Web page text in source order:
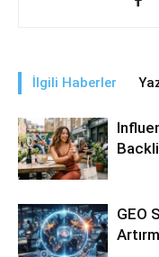
İlgili Haberler
GEO